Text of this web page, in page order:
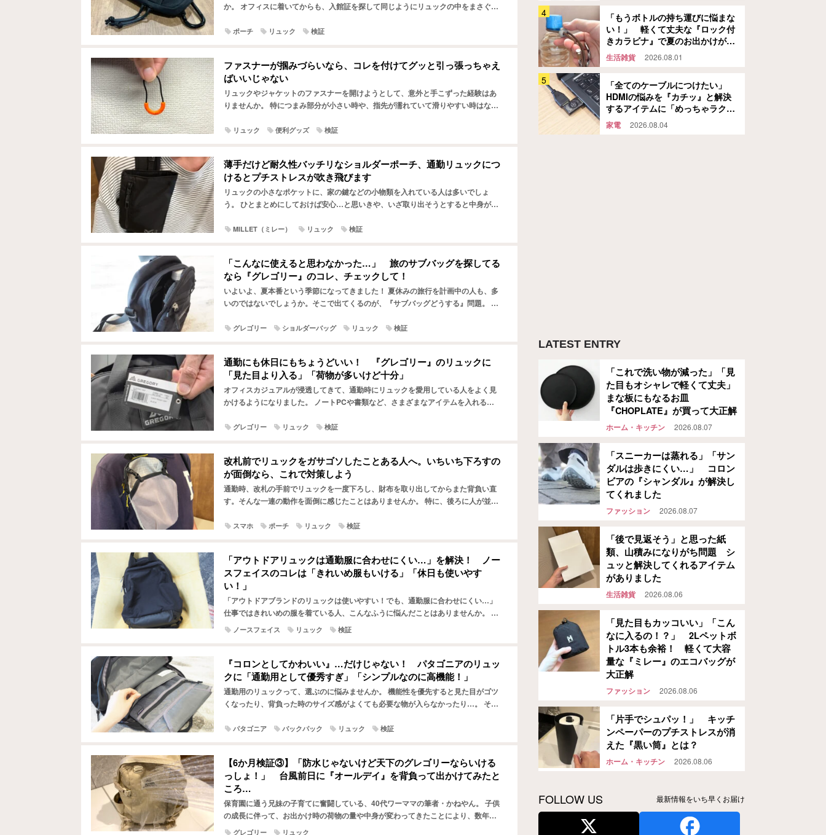
か。 オフィスに着いてからも、入館証を探して同じようにリュックの中をまさぐる
ポーチ リュック 検証
ファスナーが掴みづらいなら、コレを付けてグッと引っ張っちゃえ
ばいいじゃない
リュックやジャケットのファスナーを開けようとして、意外と手こずった経験はあ
りませんか。 特につまみ部分が小さい時や、指先が濡れていて滑りやすい時はなか
リュック 便利グッズ 検証
薄手だけど耐久性バッチリなショルダーポーチ、通勤リュックにつ
けるとプチストレスが吹き飛びます
リュックの小さなポケットに、家の鍵などの小物類を入れている人は多いでしょ
う。 ひとまとめにしておけば安心…と思いきや、いざ取り出そうとすると中身がゴ
MILLET（ミレー） リュック 検証
「こんなに使えると思わなかった…」 旅のサブバッグを探してる
なら『グレゴリー』のコレ、チェックして！
いよいよ、夏本番という季節になってきました！ 夏休みの旅行を計画中の人も、多
いのではないでしょうか。そこで出てくるのが、『サブバッグどうする』問題。 身
グレゴリー ショルダーバッグ リュック 検証
通勤にも休日にもちょうどいい！ 『グレゴリー』のリュックに
「見た目より入る」「荷物が多いけど十分」
オフィスカジュアルが浸透してきて、通勤時にリュックを愛用している人をよく見
かけるようになりました。 ノートPCや書類など、さまざまなアイテムを入れるた
グレゴリー リュック 検証
改札前でリュックをガサゴソしたことある人へ。いちいち下ろすの
が面倒なら、これで対策しよう
通勤時、改札の手前でリュックを一度下ろし、財布を取り出してからまた背負い直
す。そんな一連の動作を面倒に感じたことはありませんか。 特に、後ろに人が並ん
スマホ ポーチ リュック 検証
「アウトドアリュックは通勤服に合わせにくい…」を解決！ ノー
スフェイスのコレは「きれいめ服もいける」「休日も使いやす
い！」
「アウトドアブランドのリュックは使いやすい！でも、通勤服に合わせにくい…」
仕事ではきれいめの服を着ている人、こんなふうに悩んだことはありませんか。 で
も、アウトドアブランドのリュックは収納力があったり、背負い心地がよか…
ノースフェイス リュック 検証
『コロンとしてかわいい』…だけじゃない！ パタゴニアのリュッ
クに「通勤用として優秀すぎ」「シンプルなのに高機能！」
通勤用のリュックって、選ぶのに悩みませんか。 機能性を優先すると見た目がゴツ
くなったり、背負った時のサイズ感がよくても必要な物が入らなかったり…。 そし
パタゴニア バックパック リュック 検証
【6か月検証③】「防水じゃないけど天下のグレゴリーならいける
っしょ！」 台風前日に『オールデイ』を背負って出かけてみたと
ころ…
保育園に通う兄妹の子育てに奮闘している、40代ワーママの筆者・かねやん。 子供
の成長に伴って、お出かけ時の荷物の量や中身が変わってきたことにより、数年ぶ
りにマザーズリュックを買い替えました。 Amazonで『グレゴリーオ…
グレゴリー リュック
HDMIの悩みを『カチッ』と解決
するアイテムに「めっちゃラク」
「もうボトルの持ち運びに悩まな
い！」 軽くて丈夫な『ロック付
きカラビナ』で夏のお出かけが快
適になる
生活雑貨 2026.08.01
「全てのケーブルにつけたい」
HDMIの悩みを『カチッ』と解決
するアイテムに「めっちゃラク」
「劣化も防げそう」
家電 2026.08.04
LATEST ENTRY
「これで洗い物が減った」「見
た目もオシャレで軽くて丈夫」
まな板にもなるお皿
『CHOPLATE』が買って大正解
ホーム・キッチン 2026.08.07
「スニーカーは蒸れる」「サン
ダルは歩きにくい…」 コロン
ビアの『シャンダル』が解決し
てくれました
ファッション 2026.08.07
「後で見返そう」と思った紙
類、山積みになりがち問題 シ
ュッと解決してくれるアイテム
がありました
生活雑貨 2026.08.06
「見た目もカッコいい」「こん
なに入るの！？」 2Lペットボ
トル3本も余裕！ 軽くて大容
量な『ミレー』のエコバッグが
大正解
ファッション 2026.08.06
「片手でシュパッ！」 キッチ
ンペーパーのプチストレスが消
えた『黒い筒』とは？
ホーム・キッチン 2026.08.06
FOLLOW US 最新情報をいち早くお届け